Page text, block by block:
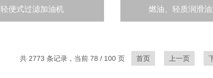
轻便式过滤加油机 燃油、轻质润滑
共 2773 条记录，当前 78 / 100 页 首页 上一页